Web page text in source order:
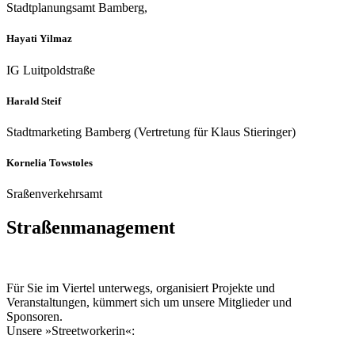
Stadt­pla­nungs­amt Bamberg,
Hayati Yilmaz
IG Luit­pold­straße
Harald Steif
Stadt­mar­ke­ting Bamberg (Ver­tre­tung für Klaus Stie­rin­ger)
Kor­ne­lia Tow­s­to­les
Sra­ßen­ver­kehrs­amt
Straßenmanagement
Für Sie im Viertel unterwegs, organisiert Projekte und
Veranstaltungen, kümmert sich um unsere Mitglieder und
Sponsoren.
Unsere »Streetworkerin«: